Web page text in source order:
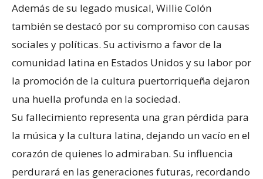
Además de su legado musical, Willie Colón
también se destacó por su compromiso con causas
sociales y políticas. Su activismo a favor de la
comunidad latina en Estados Unidos y su labor por
la promoción de la cultura puertorriqueña dejaron
una huella profunda en la sociedad.
Su fallecimiento representa una gran pérdida para
la música y la cultura latina, dejando un vacío en el
corazón de quienes lo admiraban. Su influencia
perdurará en las generaciones futuras, recordando